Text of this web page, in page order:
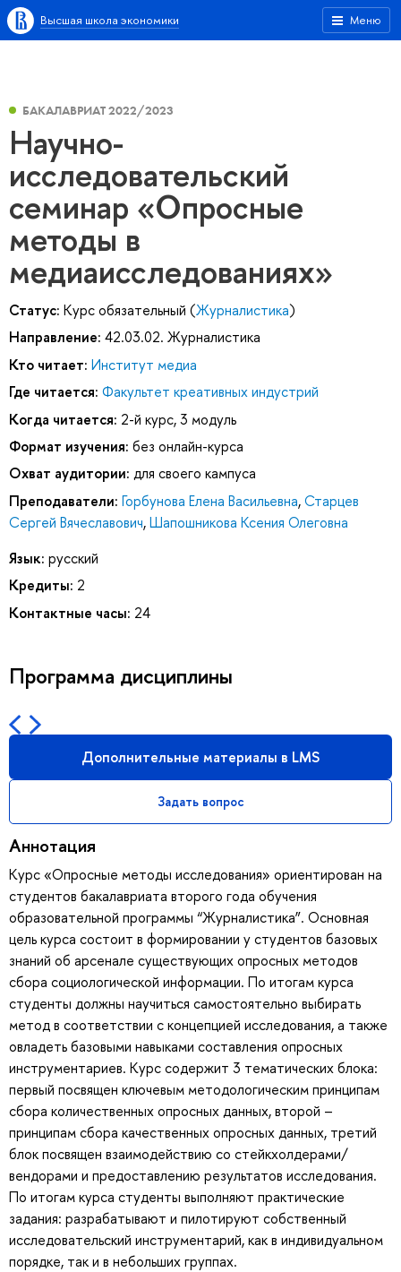
Меню
Высшая школа экономики
БАКАЛАВРИАТ 2022/2023
Научно-
исследовательский
семинар «Опросные
методы в
медиаисследованиях»
Статус: Курс обязательный (Журналистика)
Направление: 42.03.02. Журналистика
Кто читает: Институт медиа
Где читается: Факультет креативных индустрий
Когда читается: 2-й курс, 3 модуль
Формат изучения: без онлайн-курса
Охват аудитории: для своего кампуса
Преподаватели: Горбунова Елена Васильевна,Старцев
Сергей Вячеславович,Шапошникова Ксения Олеговна
Язык: русский
Кредиты: 2
Контактные часы: 24
Программа дисциплины
Дополнительные материалы в LMS
Задать вопрос
Аннотация
Курс «Опросные методы исследования» ориентирован на
студентов бакалавриата второго года обучения
образовательной программы “Журналистика”. Основная
цель курса состоит в формировании у студентов базовых
знаний об арсенале существующих опросных методов
сбора социологической информации. По итогам курса
студенты должны научиться самостоятельно выбирать
метод в соответствии с концепцией исследования, а также
овладеть базовыми навыками составления опросных
инструментариев. Курс содержит 3 тематических блока:
первый посвящен ключевым методологическим принципам
сбора количественных опросных данных, второй –
принципам сбора качественных опросных данных, третий
блок посвящен взаимодействию со стейкхолдерами/
вендорами и предоставлению результатов исследования.
По итогам курса студенты выполняют практические
задания: разрабатывают и пилотируют собственный
исследовательский инструментарий, как в индивидуальном
порядке, так и в небольших группах.